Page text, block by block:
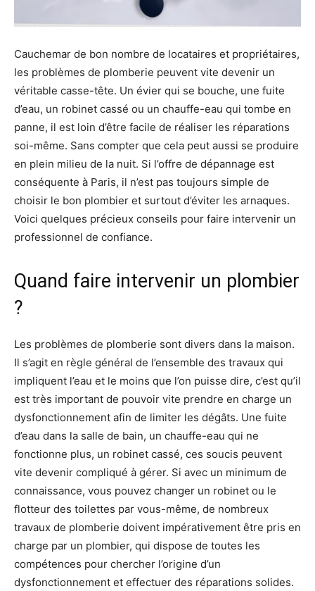
Cauchemar de bon nombre de locataires et propriétaires,
les problèmes de plomberie peuvent vite devenir un
véritable casse-tête. Un évier qui se bouche, une fuite
d’eau, un robinet cassé ou un chauffe-eau qui tombe en
panne, il est loin d’être facile de réaliser les réparations
soi-même. Sans compter que cela peut aussi se produire
en plein milieu de la nuit. Si l’offre de dépannage est
conséquente à Paris, il n’est pas toujours simple de
choisir le bon plombier et surtout d’éviter les arnaques.
Voici quelques précieux conseils pour faire intervenir un
professionnel de confiance.
Quand faire intervenir un plombier
?
Les problèmes de plomberie sont divers dans la maison.
Il s’agit en règle général de l’ensemble des travaux qui
impliquent l’eau et le moins que l’on puisse dire, c’est qu’il
est très important de pouvoir vite prendre en charge un
dysfonctionnement afin de limiter les dégâts. Une fuite
d’eau dans la salle de bain, un chauffe-eau qui ne
fonctionne plus, un robinet cassé, ces soucis peuvent
vite devenir compliqué à gérer. Si avec un minimum de
connaissance, vous pouvez changer un robinet ou le
flotteur des toilettes par vous-même, de nombreux
travaux de plomberie doivent impérativement être pris en
charge par un plombier, qui dispose de toutes les
compétences pour chercher l’origine d’un
dysfonctionnement et effectuer des réparations solides.